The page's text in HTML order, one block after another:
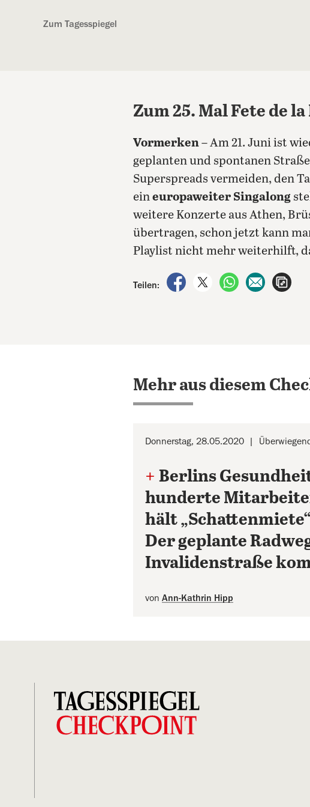
Zum Tagesspiegel
Zum 25. Mal Fete de
Vormerken– Am 21. Juni ist
geplanten und spontanen
Superspreads vermeiden, den
eineuropaweiter Singalong
weitere Konzerte aus Athen,
übertragen, schon jetzt kann
Playlist nicht mehr weiterhilft,
Teilen:
auf Facebook teilen
auf X teilenper WhatsApp
per E-Mail
Mehr aus diesem
Donnerstag, 28.05.2020
+ Berlins
hunderte
hält
Der geplante
Invalidenstraße
von Ann-Kathrin Hipp